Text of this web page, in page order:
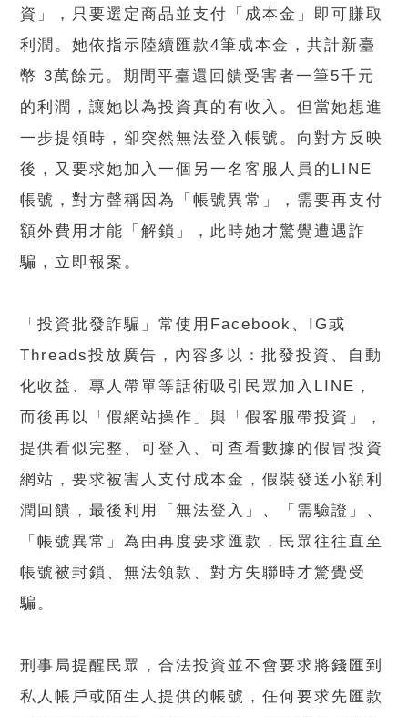
資」，只要選定商品並支付「成本金」即可賺取
利潤。她依指示陸續匯款4筆成本金，共計新臺
幣 3萬餘元。期間平臺還回饋受害者一筆5千元
的利潤，讓她以為投資真的有收入。但當她想進
一步提領時，卻突然無法登入帳號。向對方反映
後，又要求她加入一個另一名客服人員的LINE
帳號，對方聲稱因為「帳號異常」，需要再支付
額外費用才能「解鎖」，此時她才驚覺遭遇詐
騙，立即報案。
「投資批發詐騙」常使用Facebook、IG或
Threads投放廣告，內容多以：批發投資、自動
化收益、專人帶單等話術吸引民眾加入LINE，
而後再以「假網站操作」與「假客服帶投資」，
提供看似完整、可登入、可查看數據的假冒投資
網站，要求被害人支付成本金，假裝發送小額利
潤回饋，最後利用「無法登入」、「需驗證」、
「帳號異常」為由再度要求匯款，民眾往往直至
帳號被封鎖、無法領款、對方失聯時才驚覺受
騙。
刑事局提醒民眾，合法投資並不會要求將錢匯到
私人帳戶或陌生人提供的帳號，任何要求先匯款